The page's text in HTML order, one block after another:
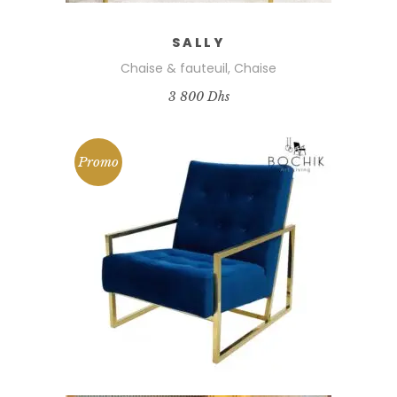
SALLY
Chaise & fauteuil, Chaise
3 800Dhs
Promo
AJOUTER AU PANIER